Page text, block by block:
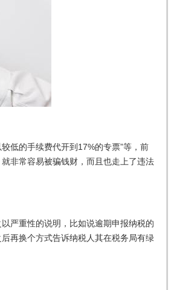
低的手续费代开到17%的专票”等，前
非常容易被骗钱财，而且也走上了违法
严重性的说明，比如说逾期申报纳税的
再换个方式告诉纳税人其在税务局有绿